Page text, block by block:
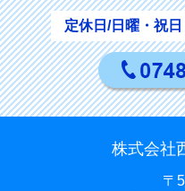
ブ
定休日/日曜・祝
株式会社
〒